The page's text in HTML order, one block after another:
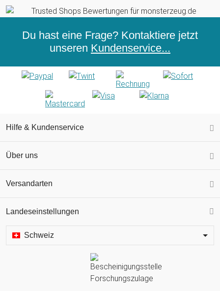
Du hast eine Frage? Kontaktiere jetzt
unseren Kundenservice...
Hilfe & Kundenservice
Über uns
Versandarten
Landeseinstellungen
Schweiz